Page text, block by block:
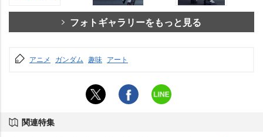
フォトギャラリーをもっと見る
アニメ ガンダム 趣味 アート
関連特集